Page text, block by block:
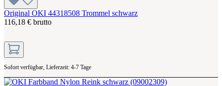
Original OKI 44318508 Trommel schwarz
116,18 € brutto
Sofort verfügbar, Lieferzeit: 4-7 Tage